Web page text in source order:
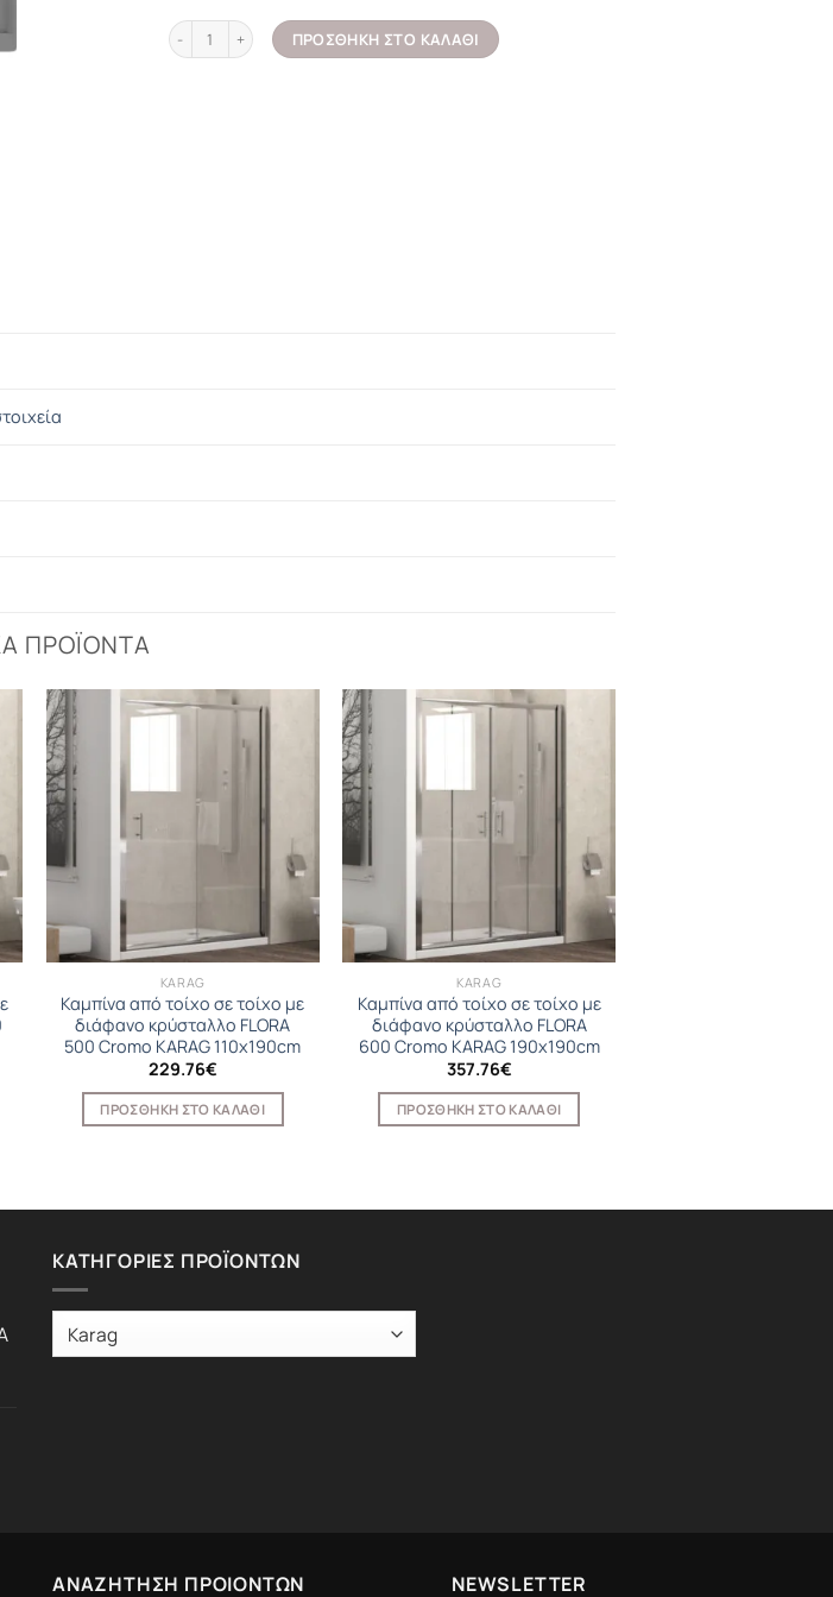
Νεροχύτης κουζίνας EGO 480 Titanium 73 ELLECI 100x50cm ποσότητα
ΠΡΟΣΘΉΚΗ ΣΤΟ ΚΑΛΆΘΙ
ΠΡΟΪΌΝΤΑ
KARAG
Καμπίνα από τοίχο σε τοίχο με
διάφανο κρύσταλλο FLORA
500 Cromo KARAG 110x190cm
229.76€
ΠΡΟΣΘΉΚΗ ΣΤΟ ΚΑΛΆΘΙ
KARAG
Καμπίνα από τοίχο σε τοίχο με
διάφανο κρύσταλλο FLORA
600 Cromo KARAG 190x190cm
357.76€
ΠΡΟΣΘΉΚΗ ΣΤΟ ΚΑΛΆΘΙ
ΚΑΤΗΓΟΡΊΕΣ ΠΡΟΪΌΝΤΩΝ
ΑΝΑΖΗΤΗΣΗ ΠΡΟΙΟΝΤΩΝ NEWSLETTER